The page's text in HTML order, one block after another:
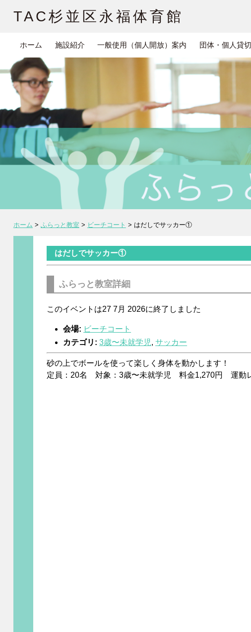
TAC杉並区永福体育館
ホーム 施設紹介 一般使用（個人開放）案内 団体・個人貸
ホーム > ふらっと教室 > ビーチコート > はだしでサッカー①
はだしでサッカー①
ふらっと教室詳細
このイベントは27 7月 2026に終了しました
会場: ビーチコート
カテゴリ: 3歳〜未就学児,サッカー
砂の上でボールを使って楽しく身体を動かします！
定員：20名 対象：3歳〜未就学児 料金1,270円 運動